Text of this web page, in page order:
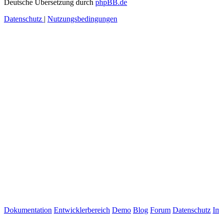
Deutsche Übersetzung durch phpBB.de
Datenschutz | Nutzungsbedingungen
Dokumentation Entwicklerbereich Demo Blog Forum Datenschutz